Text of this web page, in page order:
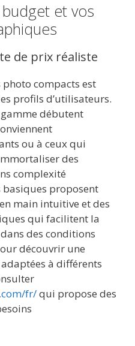
et vos
de prix réaliste
compacts est
profils d’utilisateurs.
gamme débutent
ou à ceux qui
des
complexité
basiques proposent
main intuitive et des
qui facilitent la
des conditions
découvrir une
à différents
fr/qui propose des